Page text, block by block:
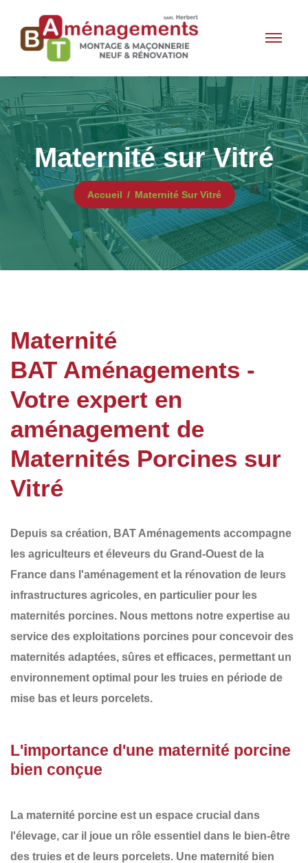
Maternité sur Vitré
Accueil Maternité Sur Vitré
Maternité
BAT Aménagements -
Votre expert en
aménagement de
Maternités Porcines sur
Vitré
Depuis sa création, BAT Aménagements accompagne
les agriculteurs et éleveurs du Grand-Ouest de la
France dans l'aménagement et la rénovation de leurs
infrastructures agricoles, en particulier pour les
maternités porcines. Nous mettons notre expertise au
service des exploitations porcines pour concevoir des
maternités adaptées, sûres et efficaces, permettant un
environnement optimal pour les truies en période de
mise bas et leurs porcelets.
L'importance d'une maternité porcine
bien conçue
La maternité porcine est un espace crucial dans
l'élevage, car il joue un rôle essentiel dans le bien-être
des truies et de leurs porcelets. Une maternité bien